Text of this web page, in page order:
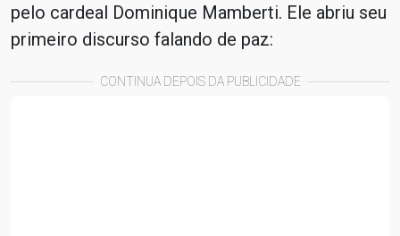
pelo cardeal Dominique Mamberti. Ele abriu seu
primeiro discurso falando de paz:
CONTINUA DEPOIS DA PUBLICIDADE